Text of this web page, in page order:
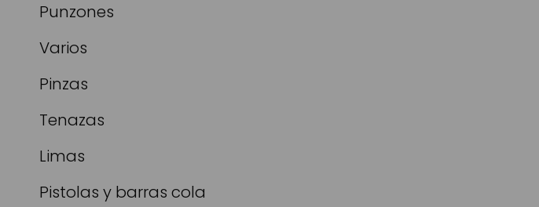
Punzones
Varios
Pinzas
Tenazas
Limas
Pistolas y barras cola